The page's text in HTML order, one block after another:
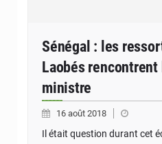
Sénégal : les
Laobés
ministre
16 août 2018
Il était question durant cet